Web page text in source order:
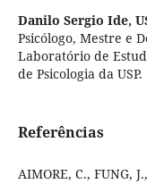
Danilo Sergio Ide,
Psicólogo, Mestre e
Laboratório de
de Psicologia da USP.
Referências
AIMORE, C., FUNG,